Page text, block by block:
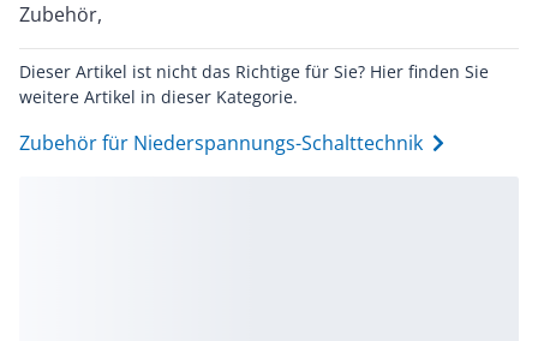
Zubehör,
Dieser Artikel ist nicht das Richtige für Sie? Hier finden Sie
weitere Artikel in dieser Kategorie.
Zubehör für Niederspannungs-Schalttechnik